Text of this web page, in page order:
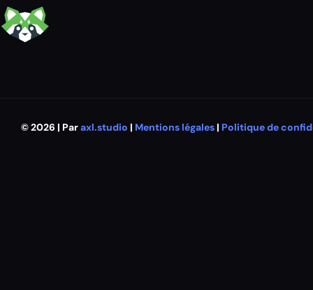
© 2026 | Paraxl.studio | Mentions légales| Politique de